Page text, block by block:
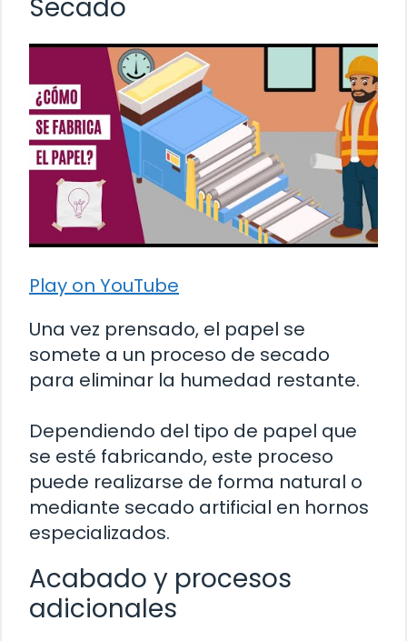
Secado
Play on YouTube
Una vez prensado, el papel se
somete a un proceso de secado
para eliminar la humedad restante.
Dependiendo del tipo de papel que
se esté fabricando, este proceso
puede realizarse de forma natural o
mediante secado artificial en hornos
especializados.
Acabado y procesos
adicionales